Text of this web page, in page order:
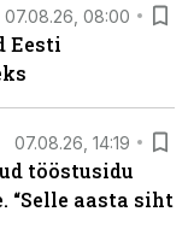
07.08.26, 08:00
Eesti
07.08.26, 14:19
tööstusidu
“Selle aasta siht